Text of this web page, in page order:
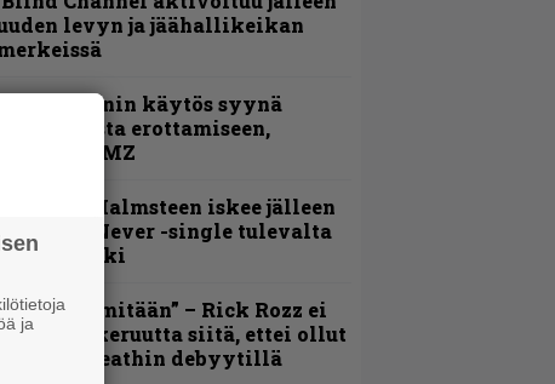
levyn ja jäähallikeikan
Sid Wilsonin käytös syynä
Slipknotista erottamiseen,
raportoi TMZ
Yngwie Malmsteen iskee jälleen
Now or Never -single tulevalta
julki
”En kadu mitään” – Rick Rozz ei
katkeruutta siitä, ettei ollut
mukana Deathin debyytillä
ja